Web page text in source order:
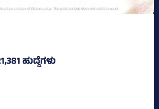
ಹುದ್ದೆಗಳು